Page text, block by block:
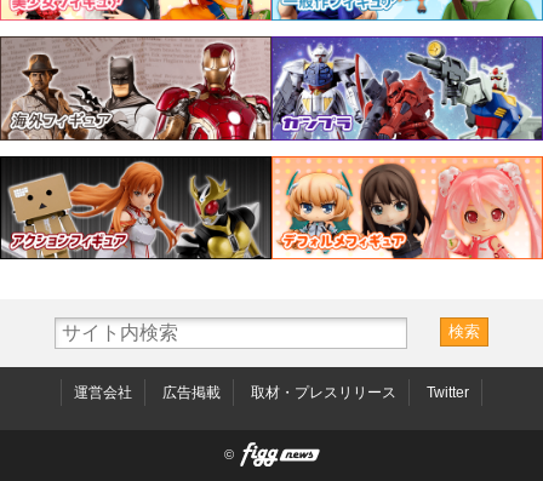
運営会社 広告掲載 取材・プレスリリース Twitter
©